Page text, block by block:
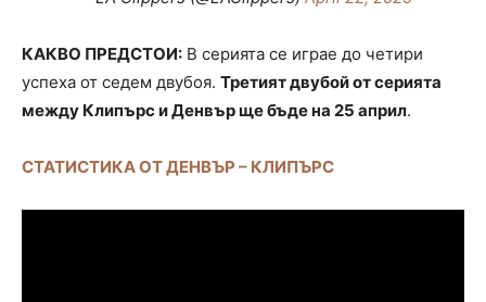
КАКВО ПРЕДСТОИ: В серията се играе до четири
успеха от седем двубоя. Третият двубой от серията
между Клипърс и Денвър ще бъде на 25 април.
СТАТИСТИКА ОТ ДЕНВЪР – КЛИПЪРС